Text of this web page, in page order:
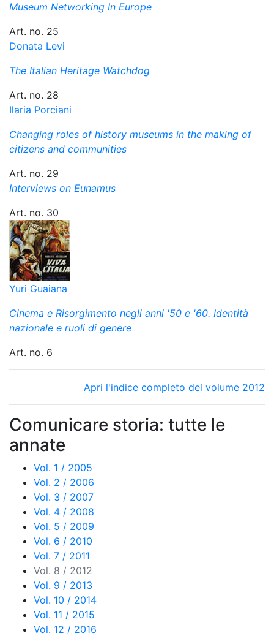
Museum Networking In Europe
Art. no. 25
Donata Levi
The Italian Heritage Watchdog
Art. no. 28
Ilaria Porciani
Changing roles of history museums in the making of
citizens and communities
Art. no. 29
Interviews on Eunamus
Art. no. 30
Yuri Guaiana
Cinema e Risorgimento negli anni '50 e '60. Identità
nazionale e ruoli di genere
Art. no. 6
Apri l'indice completo del volume 2012
Comunicare storia: tutte le
annate
Vol. 1 / 2005
Vol. 2 / 2006
Vol. 3 / 2007
Vol. 4 / 2008
Vol. 5 / 2009
Vol. 6 / 2010
Vol. 7 / 2011
Vol. 8 / 2012
Vol. 9 / 2013
Vol. 10 / 2014
Vol. 11 / 2015
Vol. 12 / 2016